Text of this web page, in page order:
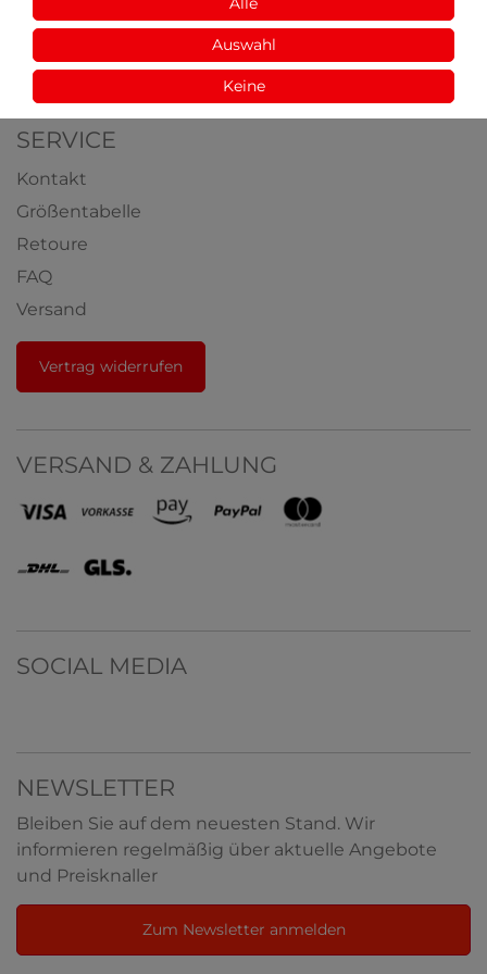
Videos
Auszeichnungen
SERVICE
Kontakt
Größentabelle
Retoure
FAQ
Versand
Vertrag widerrufen
VERSAND & ZAHLUNG
SOCIAL MEDIA
NEWSLETTER
Bleiben Sie auf dem neuesten Stand. Wir
informieren regelmäßig über aktuelle Angebote
und Preisknaller
Zum Newsletter anmelden
Auswahl
Keine